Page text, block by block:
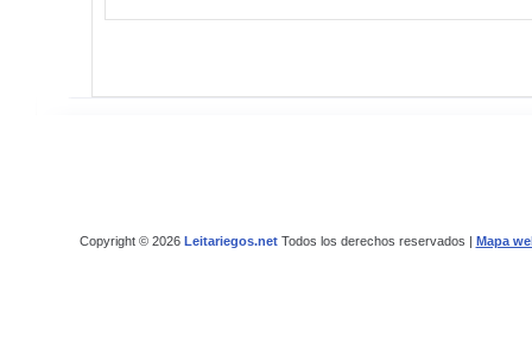
Copyright © 2026 Leitariegos.netTodos los derechos reservados | Mapa